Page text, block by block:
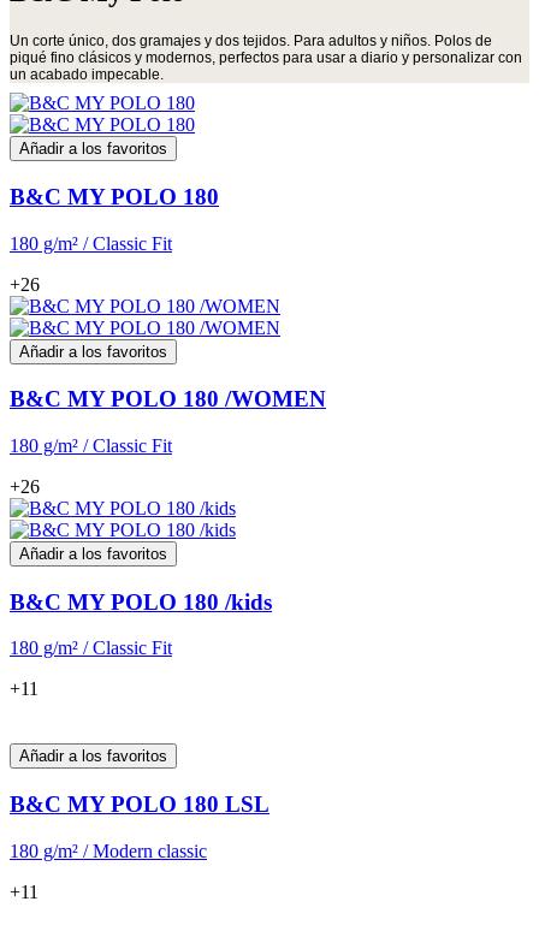
Un corte único, dos gramajes y dos tejidos. Para adultos y niños. Polos de
piqué fino clásicos y modernos, perfectos para usar a diario y personalizar con
un acabado impecable.
Añadir a los favoritos
B&C MY POLO 180
180 g/m² / Classic Fit
+26
Añadir a los favoritos
B&C MY POLO 180 /WOMEN
180 g/m² / Classic Fit
+26
Añadir a los favoritos
B&C MY POLO 180 /kids
180 g/m² / Classic Fit
+11
Añadir a los favoritos
B&C MY POLO 180 LSL
180 g/m² / Modern classic
+11